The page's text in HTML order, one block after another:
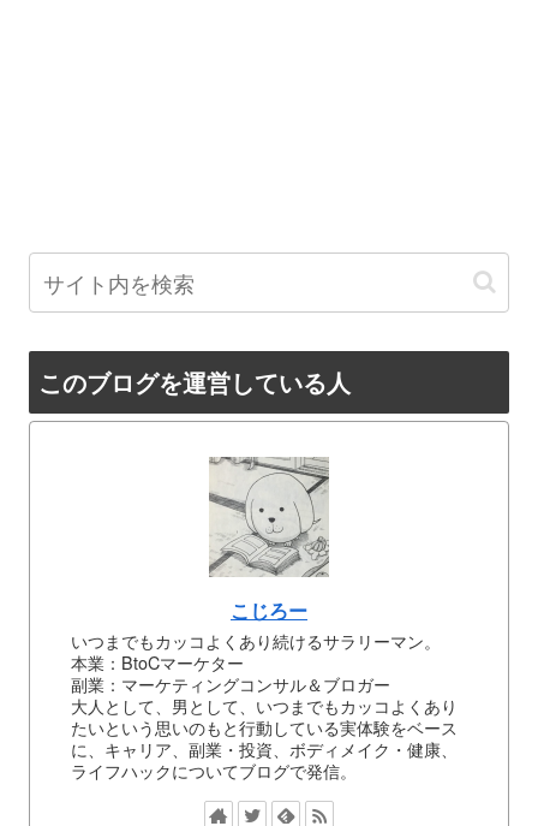
このブログを運営している人
こじろー
いつまでもカッコよくあり続けるサラリーマン。
本業：BtoCマーケター
副業：マーケティングコンサル＆ブロガー
大人として、男として、いつまでもカッコよくあり
たいという思いのもと行動している実体験をベース
に、キャリア、副業・投資、ボディメイク・健康、
ライフハックについてブログで発信。